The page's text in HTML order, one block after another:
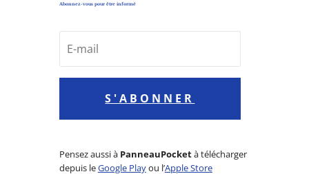
Abonnez-vous pour être informé
S'ABONNER
Pensez aussi à PanneauPocketà télécharger
depuis leGoogle Playou l’Apple Store